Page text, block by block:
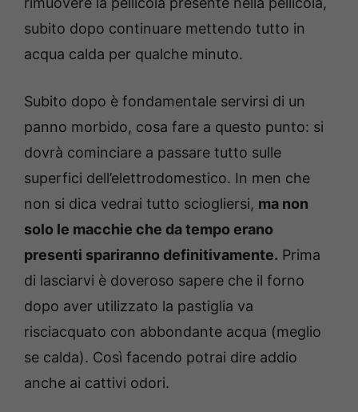
subito dopo continuare mettendo tutto in
acqua calda per qualche minuto.
Subito dopo è fondamentale servirsi di un
panno morbido, cosa fare a questo punto: si
dovrà cominciare a passare tutto sulle
superfici dell’elettrodomestico. In men che
non si dica vedrai tutto sciogliersi, ma non
solo le macchie che da tempo erano
presenti spariranno definitivamente. Prima
di lasciarvi è doveroso sapere che il forno
dopo aver utilizzato la pastiglia va
risciacquato con abbondante acqua (meglio
se calda). Così facendo potrai dire addio
anche ai cattivi odori.